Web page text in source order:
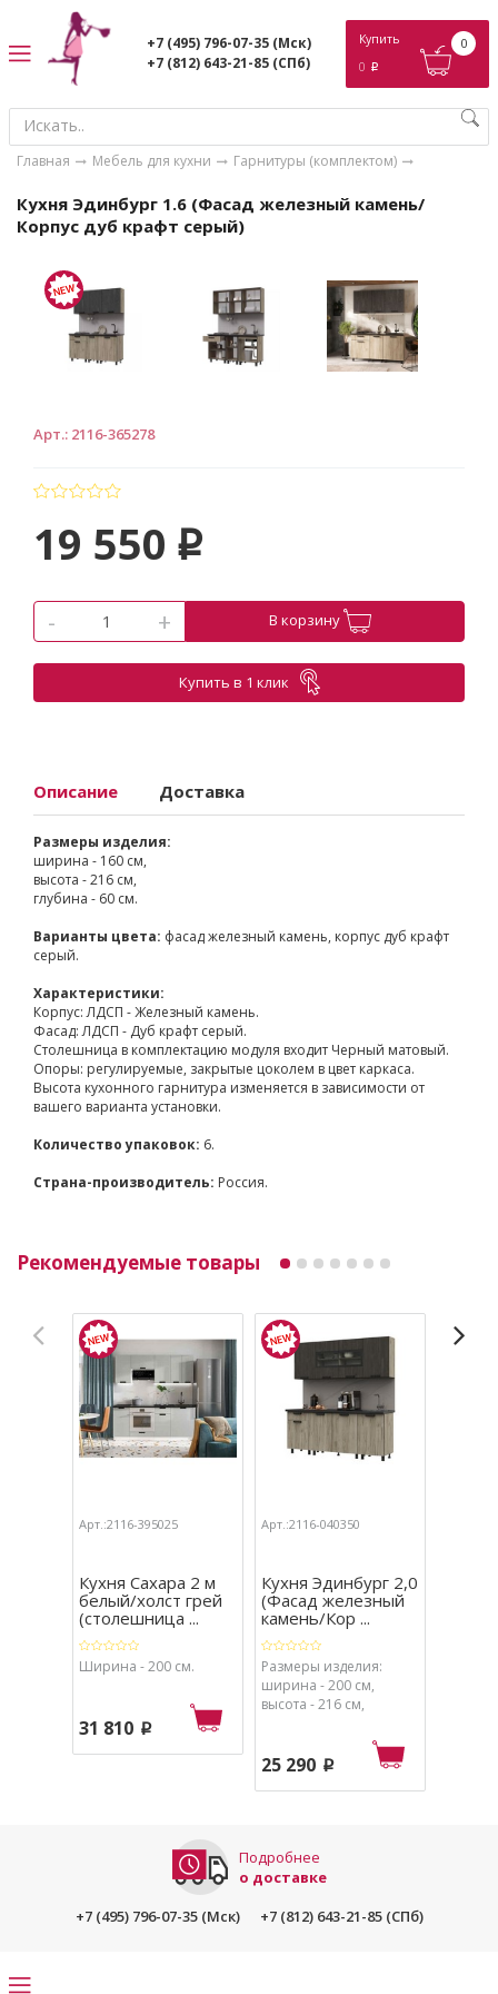
+7 (495) 796-07-35 (Мск)
+7 (812) 643-21-85 (СПб)
Купить
0 p
0
Главная Мебель для кухни Гарнитуры (комплектом)
Кухня Эдинбург 1.6 (Фасад железный камень/
Корпус дуб крафт серый)
Арт.: 2116-365278
19 550 p
- + В корзину
Купить в 1 клик
Описание Доставка
Размеры изделия:
ширина - 160 см,
высота - 216 см,
глубина - 60 см.
Варианты цвета: фасад железный камень, корпус дуб крафт
серый.
Характеристики:
Корпус: ЛДСП - Железный камень.
Фасад: ЛДСП - Дуб крафт серый.
Столешница в комплектацию модуля входит Черный матовый.
Опоры: регулируемые, закрытые цоколем в цвет каркаса.
Высота кухонного гарнитура изменяется в зависимости от
вашего варианта установки.
Количество упаковок: 6.
Страна-производитель: Россия.
Рекомендуемые товары
Арт.:2116-395025
Кухня Сахара 2 м
белый/холст грей
(столешница ...
Ширина - 200 см.
31 810 p
Арт.:2116-040350
Кухня Эдинбург 2,0
(Фасад железный
камень/Кор ...
Размеры изделия:
ширина - 200 см,
высота - 216 см,
25 290 p
Подробнее
о доставке
+7 (495) 796-07-35 (Мск)
+7 (812) 643-21-85 (СПб)